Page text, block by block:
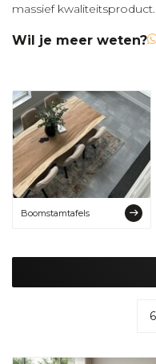
massief kwaliteitsproduct.
Wil je meer weten?
Boomstamtafels